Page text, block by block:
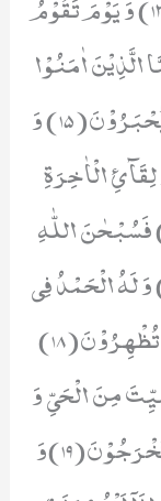
یَّتَفَرَّقُوْنَ(14) فَاَمَّا الَّذِیْنَ اٰمَنُوْا
وَ عَمِلُوا الصّٰلِحٰتِ فَهُمْ فِیْ رَوْضَةٍ یُّحْبَرُوْنَ(15) وَ
الْاٰخِرَةِ
فِی الْعَذَابِ مُحْضَرُوْنَ(16) فَسُبْحٰنَ اللّٰهِ
وَ حِیْنَ تُصْبِحُوْنَ(17) وَ لَهُ الْحَمْدُ فِی
السَّمٰوٰتِ وَ الْاَرْضِ وَ عَشِیًّا وَّ حِیْنَ تُظْهِرُوْنَ(18)
مِنَ الْحَیِّ وَ
یُحْیِ الْاَرْضَ بَعْدَ مَوْتِهَاؕ-وَ كَذٰلِكَ تُخْرَجُوْنَ(19)وَ